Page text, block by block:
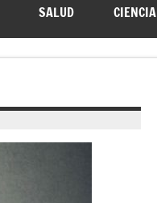
SALUD CIENCIA